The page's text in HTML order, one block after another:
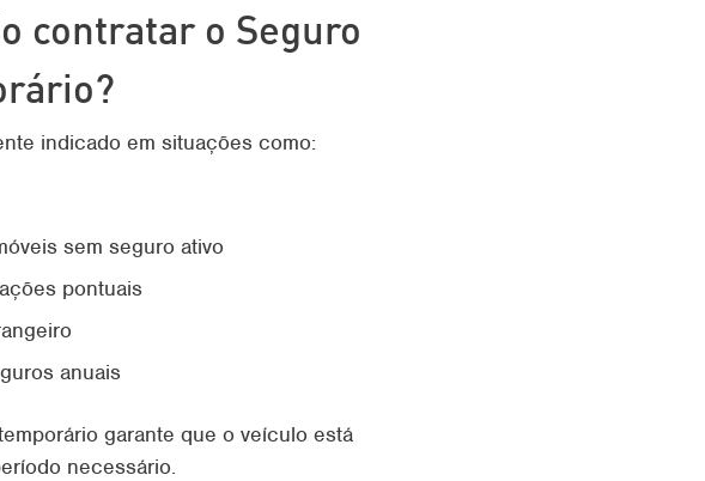
contratar o Seguro
indicado em situações como:
sem seguro ativo
pontuais
anuais
garante que o veículo está
necessário.